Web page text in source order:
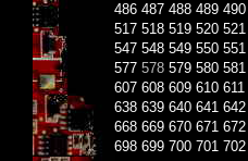
486 487 488 489 490
517 518 519 520 521
547 548 549 550 551
577 578 579 580 581
607 608 609 610 611
638 639 640 641 642
668 669 670 671 672
698 699 700 701 702